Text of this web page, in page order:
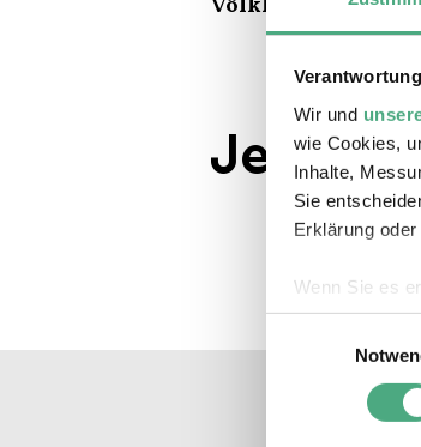
Wir und
wie Cookies,
Inhalte,
Sie
Erklärung
Wenn Sie es
Ihr Gerät
Erfahren Sie
Einzelheiten
Völklinger Hütte.
Jetzt